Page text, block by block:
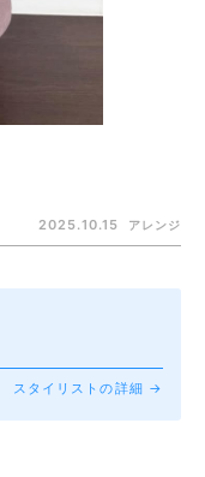
2025.10.15 アレンジ
スタイリストの詳細 →